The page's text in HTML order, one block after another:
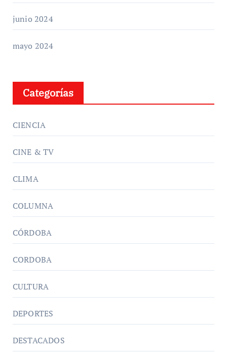
junio 2024
mayo 2024
Categorías
CIENCIA
CINE & TV
CLIMA
COLUMNA
CÓRDOBA
CORDOBA
CULTURA
DEPORTES
DESTACADOS